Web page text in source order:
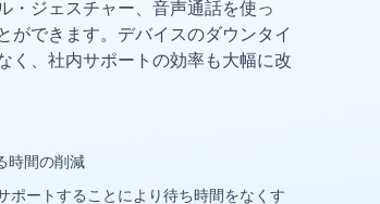
・ジェスチャー、音声通話を使っ
ができます。デバイスのダウンタイ
く、社内サポートの効率も大幅に改
時間の削減
ポートすることにより待ち時間をなくす